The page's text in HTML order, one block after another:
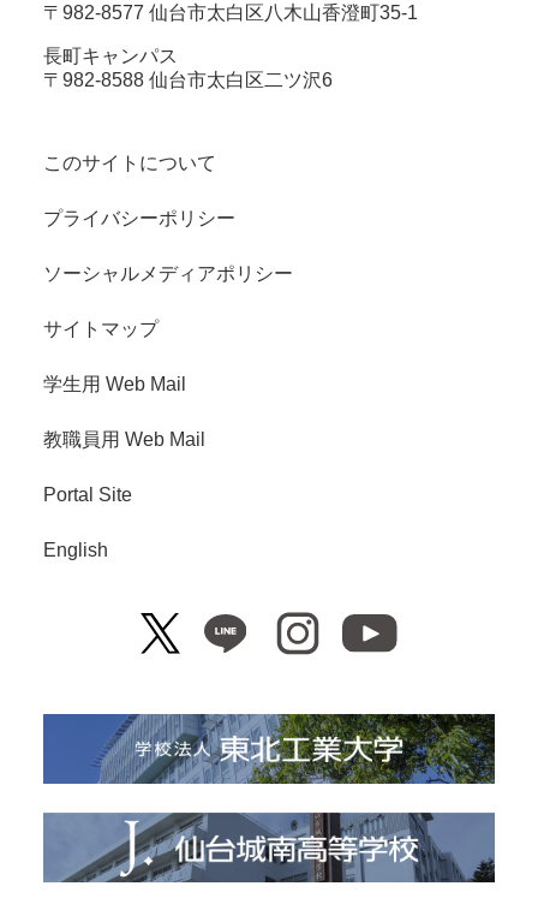
〒982-8577 仙台市太白区八木山香澄町35-1
長町キャンパス
〒982-8588 仙台市太白区二ツ沢6
このサイトについて
プライバシーポリシー
ソーシャルメディアポリシー
サイトマップ
学生用 Web Mail
教職員用 Web Mail
Portal Site
English